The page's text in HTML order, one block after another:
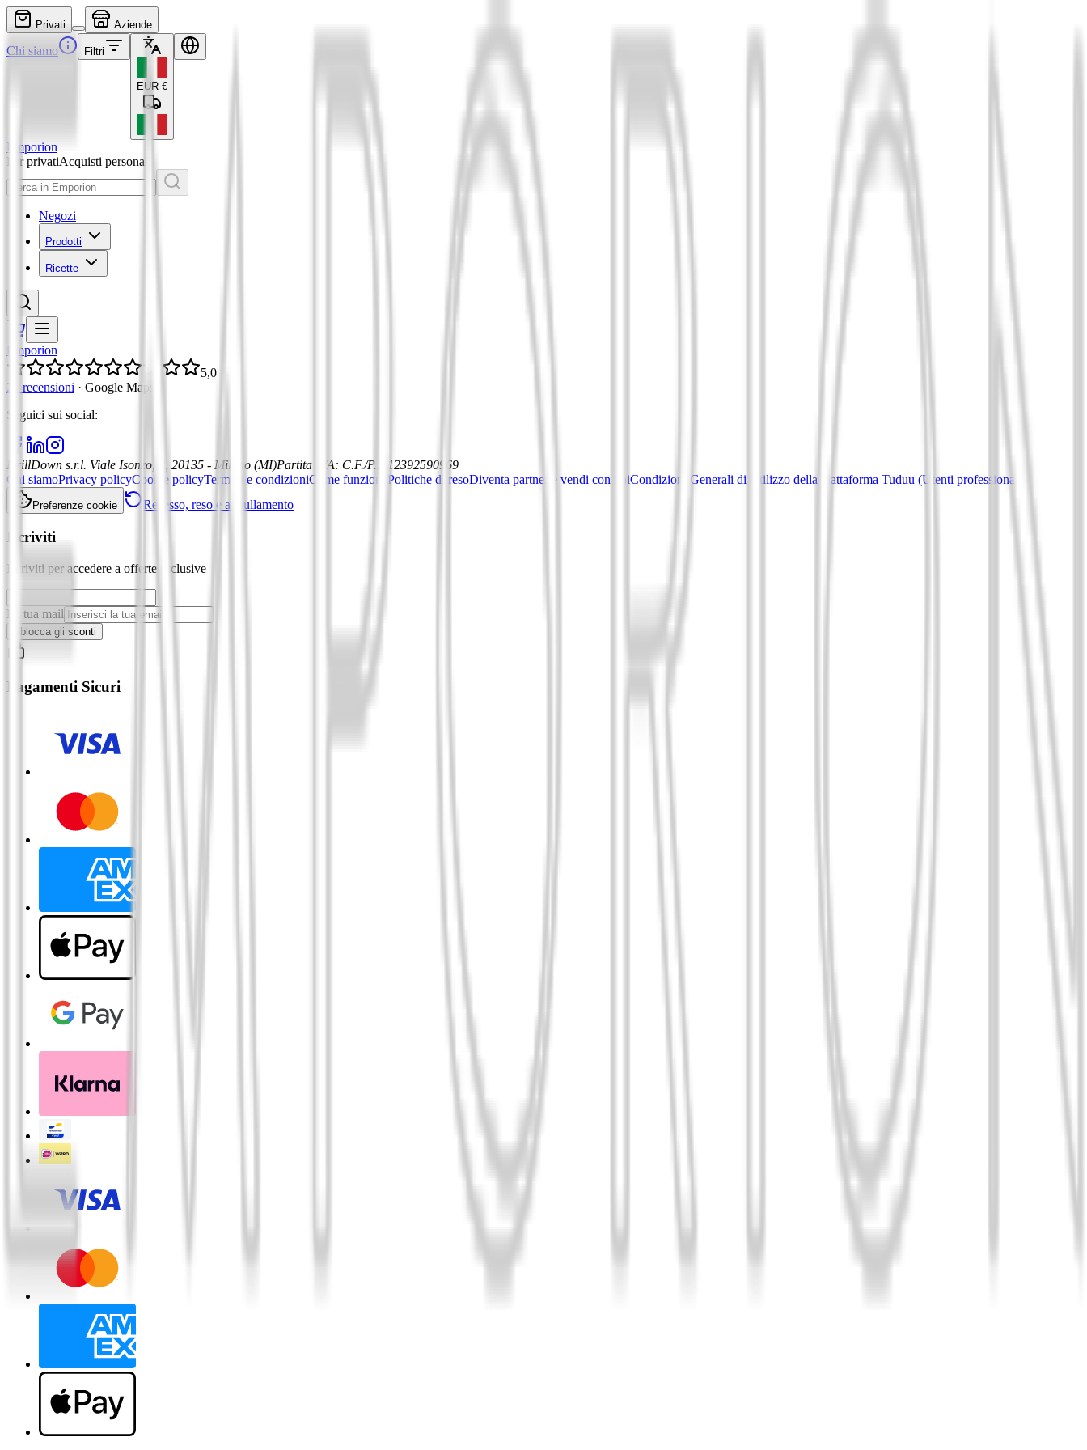
Privati Aziende
Chi siamo Filtri
EUR €
Emporion
Per privatiAcquisti personali
Negozi
Prodotti
Ricette
Emporion
5,0
21 recensioni · Google Maps
Seguici sui social:
DrillDown s.r.l. Viale Isonzo, 8, 20135 - Milano (MI)Partita IVA: C.F./P.I. 12392590969
Chi siamoPrivacy policyCookie policyTermini e condizioniCome funziona Politiche di resoDiventa partner e vendi con noiCondizioni Generali di Utilizzo della piattaforma Tuduu (Utenti professionali)
Preferenze cookie Recesso, reso e annullamento
Iscriviti
Iscriviti per accedere a offerte esclusive
La tua mail
Sblocca gli sconti
Pagamenti Sicuri